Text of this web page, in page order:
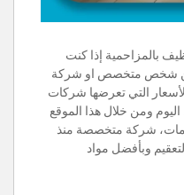
بالمزاحمية إذا كنت
عن شخص متخصص او شركة
التي تعرضها شركات
ومن خلال هذا الموقع
شركة متخصصة منذ
وبأفضل مواد